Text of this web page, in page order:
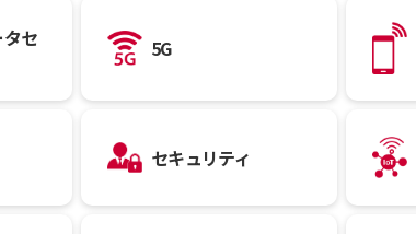
セ
5G
セキュリティ